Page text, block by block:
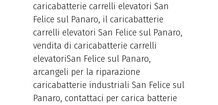
caricabatterie carrelli elevatori San
Felice sul Panaro, il caricabatterie
carrelli elevatori San Felice sul Panaro,
vendita di caricabatterie carrelli
elevatoriSan Felice sul Panaro,
arcangeli per la riparazione
caricabatterie industriali San Felice sul
Panaro, contattaci per carica batterie